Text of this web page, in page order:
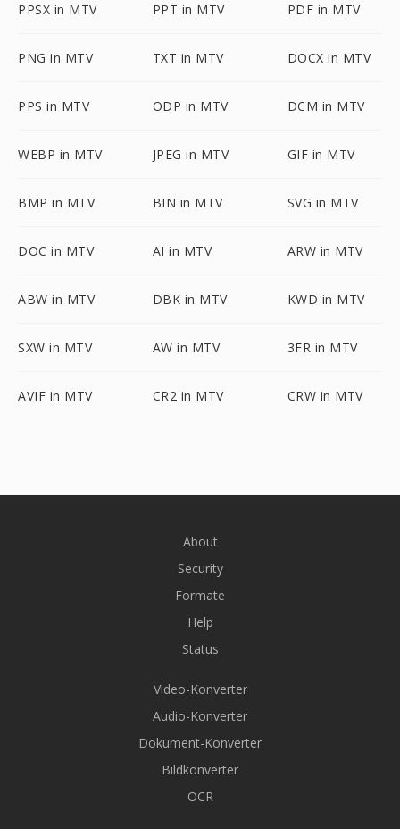
PPSX in MTV PPT in MTV PDF in MTV
PNG in MTV TXT in MTV DOCX in MTV
PPS in MTV ODP in MTV DCM in MTV
WEBP in MTV JPEG in MTV GIF in MTV
BMP in MTV BIN in MTV SVG in MTV
DOC in MTV AI in MTV ARW in MTV
ABW in MTV DBK in MTV KWD in MTV
SXW in MTV AW in MTV 3FR in MTV
AVIF in MTV CR2 in MTV CRW in MTV
About
Security
Formate
Help
Status
Video-Konverter
Audio-Konverter
Dokument-Konverter
Bildkonverter
OCR